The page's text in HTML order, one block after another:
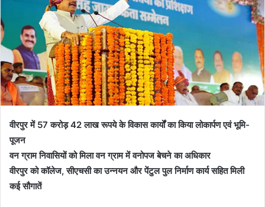
वीरपुर में 57 करोड़ 42 लाख रूपये के विकास कार्यों का किया लोकार्पण एवं भूमि-
पूजन
वन ग्राम निवासियों को मिला वन ग्राम में वनोपज बेचने का अधिकार
वीरपुर को कॉलेज, सीएचसी का उन्नयन और पेंटुल पुल निर्माण कार्य सहित मिली
कई सौगातें